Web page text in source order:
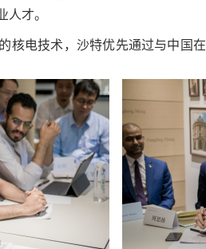
人才。
核电技术，沙特优先通过与中国